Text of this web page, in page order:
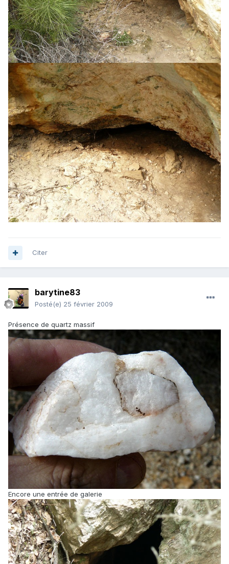
Citer
barytine83
Posté(e) 25 février 2009
Présence de quartz massif
Encore une entrée de galerie